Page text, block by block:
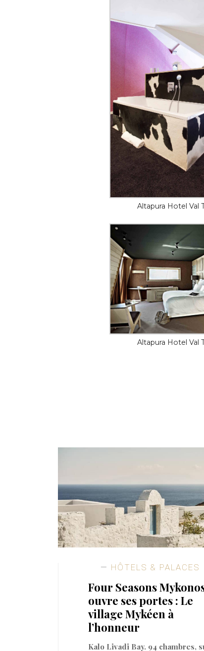
Altapura Hotel Val
Altapura Hotel Val
HÔTELS & PALACES
Four Seasons
ouvre ses portes : Le
village Mykéen à
l’honneur
Kalo Livadi Bay. 94 chambres,